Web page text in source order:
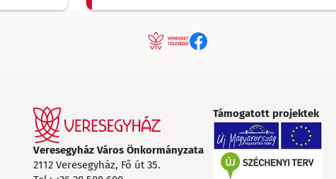
2015.05.14. Pamut Tó szakvélemény
Veresegyház Város Önkormányzata
2112 Veresegyház, Fő út 35.
Támogatott projektek